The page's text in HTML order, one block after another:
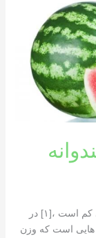
تعداد کالری موجود در هندوانه هندوانه دارای کالری کم است ،[١] در
هایی است که وزن